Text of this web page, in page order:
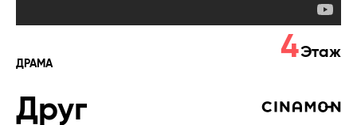
ДРАМА
Друг
4Этаж